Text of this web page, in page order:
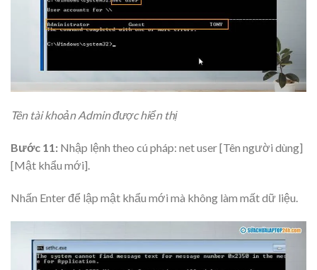
Tên tài khoản Admin được hiển thị
Bước 11: Nhập lệnh theo cú pháp: net user [Tên người dùng]
[Mật khẩu mới].
Nhấn Enter để lập mật khẩu mới mà không làm mất dữ liệu.